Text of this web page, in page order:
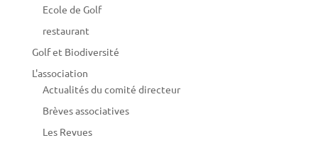
Ecole de Golf
restaurant
Golf et Biodiversité
L'association
Actualités du comité directeur
Brèves associatives
Les Revues